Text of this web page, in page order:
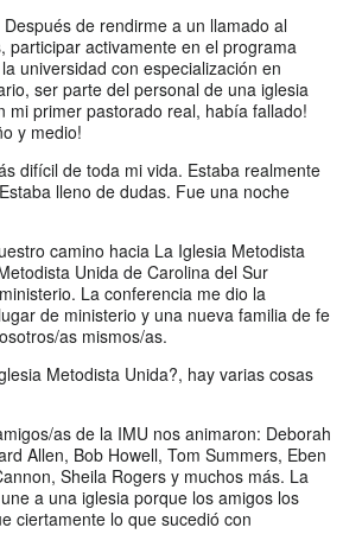
de rendirme a un llamado al
participar activamente en el programa
universidad con especialización en
ser parte del personal de una iglesia
mi primer pastorado real, había fallado!
y medio!
difícil de toda mi vida. Estaba realmente
lleno de dudas. Fue una noche
camino hacia La Iglesia Metodista
Unida de Carolina del Sur
La conferencia me dio la
de ministerio y una nueva familia de fe
as mismos/as.
Metodista Unida?, hay varias cosas
as de la IMU nos animaron: Deborah
Allen, Bob Howell, Tom Summers, Eben
Sheila Rogers y muchos más. La
a una iglesia porque los amigos los
ciertamente lo que sucedió con